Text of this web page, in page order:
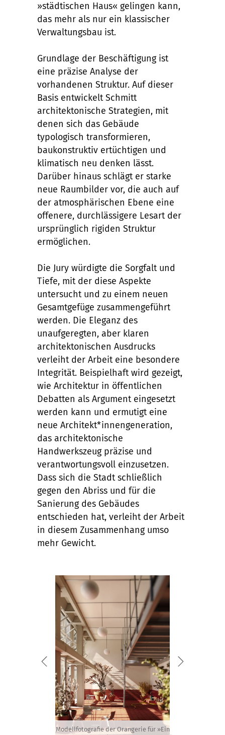
»städtischen Haus« gelingen kann,
das mehr als nur ein klassischer
Verwaltungsbau ist.
Grundlage der Beschäftigung ist
eine präzise Analyse der
vorhandenen Struktur. Auf dieser
Basis entwickelt Schmitt
architektonische Strategien, mit
denen sich das Gebäude
typologisch transformieren,
baukonstruktiv ertüchtigen und
klimatisch neu denken lässt.
Darüber hinaus schlägt er starke
neue Raumbilder vor, die auch auf
der atmosphärischen Ebene eine
offenere, durchlässigere Lesart der
ursprünglich rigiden Struktur
ermöglichen.
Die Jury würdigte die Sorgfalt und
Tiefe, mit der diese Aspekte
untersucht und zu einem neuen
Gesamtgefüge zusammengeführt
werden. Die Eleganz des
unaufgeregten, aber klaren
architektonischen Ausdrucks
verleiht der Arbeit eine besondere
Integrität. Beispielhaft wird gezeigt,
wie Architektur in öffentlichen
Debatten als Argument eingesetzt
werden kann und ermutigt eine
neue Architekt*innengeneration,
das architektonische
Handwerkszeug präzise und
verantwortungsvoll einzusetzen.
Dass sich die Stadt schließlich
gegen den Abriss und für die
Sanierung des Gebäudes
entschieden hat, verleiht der Arbeit
in diesem Zusammenhang umso
mehr Gewicht.
Modellfotografie der Orangerie für »Ein